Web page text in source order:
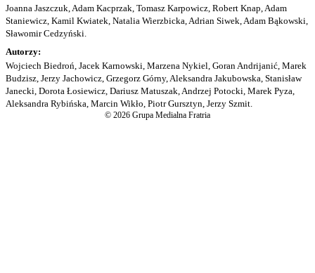
Joanna Jaszczuk, Adam Kacprzak, Tomasz Karpowicz, Robert Knap, Adam
Staniewicz, Kamil Kwiatek, Natalia Wierzbicka, Adrian Siwek, Adam Bąkowski,
Sławomir Cedzyński.
Autorzy:
Wojciech Biedroń, Jacek Karnowski, Marzena Nykiel, Goran Andrijanić, Marek
Budzisz, Jerzy Jachowicz, Grzegorz Górny, Aleksandra Jakubowska, Stanisław
Janecki, Dorota Łosiewicz, Dariusz Matuszak, Andrzej Potocki, Marek Pyza,
Aleksandra Rybińska, Marcin Wikło, Piotr Gursztyn, Jerzy Szmit.
© 2026 Grupa Medialna Fratria